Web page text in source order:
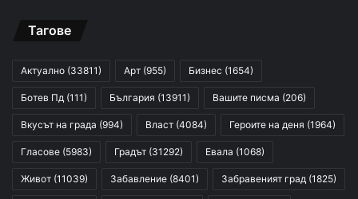
Тагове
Актуално (33811) Арт (955) Бизнес (1654)
Ботев Пд (111) България (13911) Вашите писма (206)
Вкусът на града (994) Власт (4084) Героите на деня (1964)
Гласове (5983) Градът (31292) Евала (1068)
Живот (11039) Забавление (8401) Забравеният град (1825)